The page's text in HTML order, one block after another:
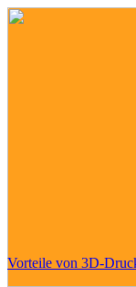
Vorteile von 3D-